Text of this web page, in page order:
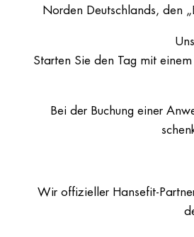
Norden Deutschlands, den
Starten Sie den Tag mit
Bei der Buchung einer
Wir offizieller Hansefit-